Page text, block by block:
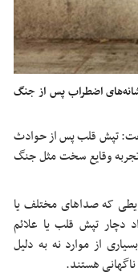
اضطراب پس از جنگ
تپش قلب پس از حوادث
وقایع سخت مثل جنگ
که صداهای مختلف یا
دچار تپش قلب یا علائم
از موارد نه به دلیل
هستند.